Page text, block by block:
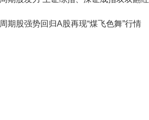
周期股强势回归A股再现“煤飞色舞”行情